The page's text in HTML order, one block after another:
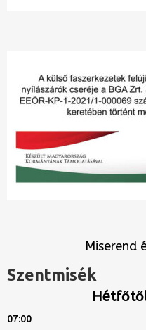
Miserend
Szentmisék
07:00